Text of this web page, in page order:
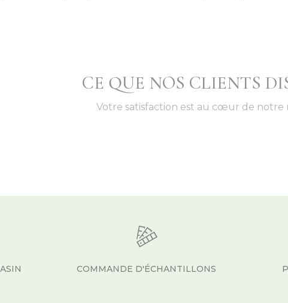
CE QUE NOS CLIENTS
Votre satisfaction est au cœur de notre
COMMANDE D'ÉCHANTILLONS